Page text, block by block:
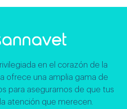
en el corazón de la
ofrece una amplia gama de
para asegurarnos de que tus
atención que merecen.